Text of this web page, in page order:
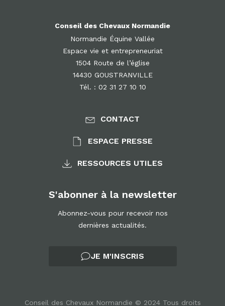
Conseil des Chevaux Normandie
Normandie Équine Vallée
Espace vie et entrepreneuriat
1504 Route de l’église
14430 GOUSTRANVILLE
Tél. : 02 31 27 10 10
CONTACT
ESPACE PRESSE
RESSOURCES UTILES
S'abonner à la newsletter
Abonnez-vous pour recevoir nos
dernières actualités.
JE M'INSCRIS
Conseil des Chevaux Normandie © 2024 Tous droits